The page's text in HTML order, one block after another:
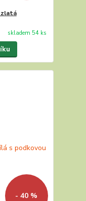
zlatá
skladem 54 ks
- 40 %